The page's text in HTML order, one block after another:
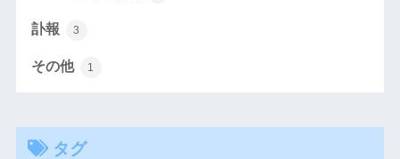
訃報 3
その他 1
タグ